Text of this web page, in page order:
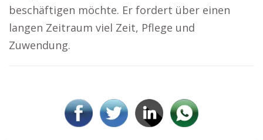
beschäftigen möchte. Er fordert über einen
langen Zeitraum viel Zeit, Pflege und
Zuwendung.